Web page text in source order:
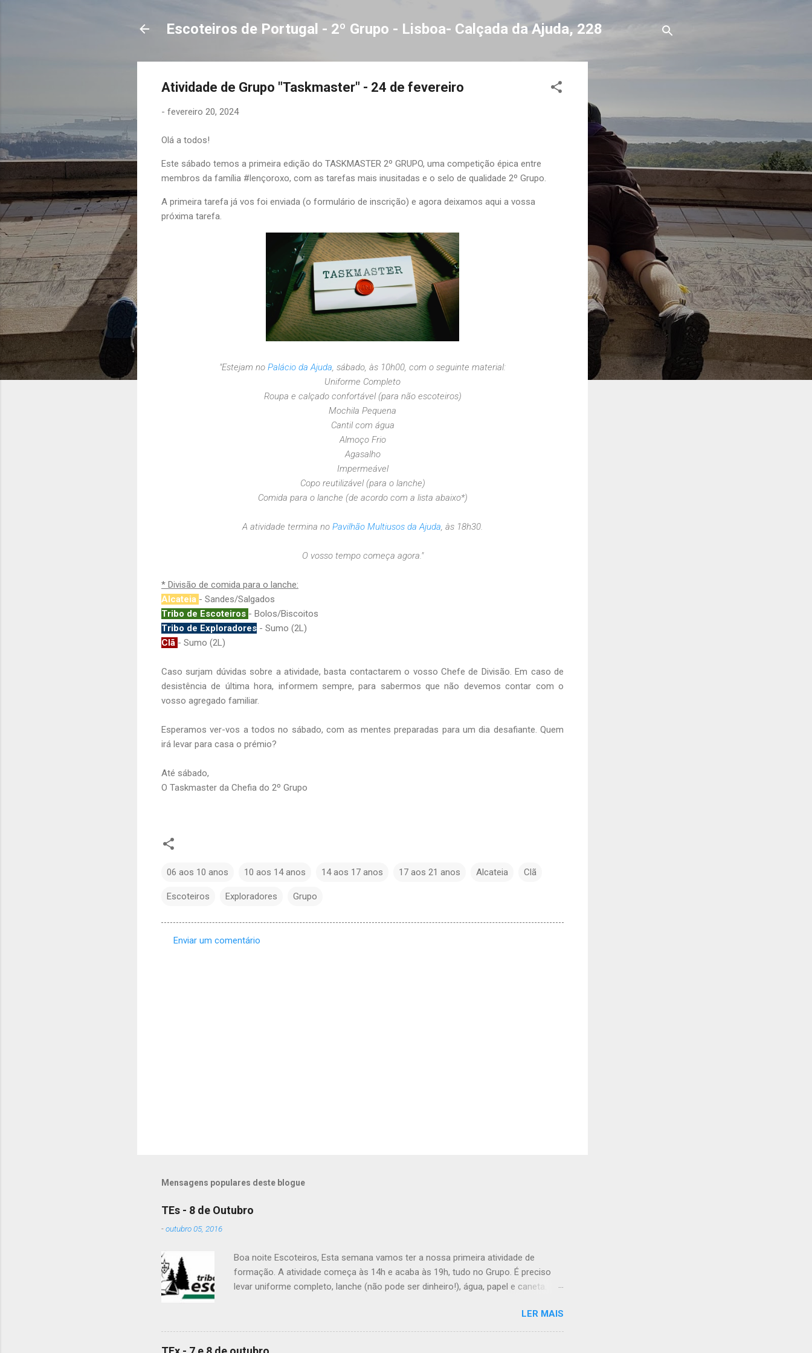
Escoteiros de Portugal - 2º Grupo - Lisboa- Calçada da Ajuda, 228
Atividade de Grupo "Taskmaster" - 24 de fevereiro
- fevereiro 20, 2024
Olá a todos!
Este sábado temos a primeira edição do TASKMASTER 2º GRUPO, uma competição épica entre
membros da família #lençoroxo, com as tarefas mais inusitadas e o selo de qualidade 2º Grupo.
A primeira tarefa já vos foi enviada (o formulário de inscrição) e agora deixamos aqui a vossa
próxima tarefa.
"Estejam no Palácio da Ajuda , sábado, às 10h00, com o seguinte material:
Uniforme Completo
Roupa e calçado confortável (para não escoteiros)
Mochila Pequena
Cantil com água
Almoço Frio
Agasalho
Impermeável
Copo reutilizável (para o lanche)
Comida para o lanche (de acordo com a lista abaixo*)
A atividade termina no Pavilhão Multiusos da Ajuda , às 18h30.
O vosso tempo começa agora."
* Divisão de comida para o lanche:
Alcateia - Sandes/Salgados
Tribo de Escoteiros - Bolos/Biscoitos
Tribo de Exploradores - Sumo (2L)
Clã - Sumo (2L)
Caso surjam dúvidas sobre a atividade, basta contactarem o vosso Chefe de Divisão. Em caso de
desistência de última hora, informem sempre, para sabermos que não devemos contar com o
vosso agregado familiar.
Esperamos ver-vos a todos no sábado, com as mentes preparadas para um dia desafiante. Quem
irá levar para casa o prémio?
Até sábado,
O Taskmaster da Chefia do 2º Grupo
06 aos 10 anos 10 aos 14 anos 14 aos 17 anos 17 aos 21 anos Alcateia Clã
Escoteiros Exploradores Grupo
Enviar um comentário
Mensagens populares deste blogue
TEs - 8 de Outubro
-outubro 05, 2016
Boa noite Escoteiros, Esta semana vamos ter a nossa primeira atividade de
formação. A atividade começa às 14h e acaba às 19h, tudo no Grupo. É preciso
levar uniforme completo, lanche (não pode ser dinheiro!), água, papel e caneta.
Patrulha Veado , têm de levar a Ata do último Conselho de Guias, passada a limpo.
É OBRIGATÓRIO !! Max e Matilde , esta semana vão fazer a ponte com a TEx,
vejam as informações no post deles. Atenção: Ainda há patrulhas que não
LER MAIS